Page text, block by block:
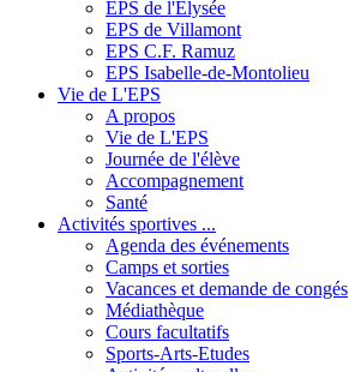
EPS de l'Elysée
EPS de Villamont
EPS C.F. Ramuz
EPS Isabelle-de-Montolieu
Vie de L'EPS
A propos
Vie de L'EPS
Journée de l'élève
Accompagnement
Santé
Activités sportives ...
Agenda des événements
Camps et sorties
Vacances et demande de congés
Médiathèque
Cours facultatifs
Sports-Arts-Etudes